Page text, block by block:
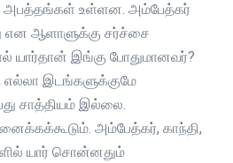
அபத்தங்கள் உள்ளன. அம்பேத்கர்
என ஆளாளுக்கு சர்ச்சை
யார்தான் இங்கு போதுமானவர்?
எல்லா இடங்களுக்குமே
சாத்தியம் இல்லை.
அம்பேத்கர், காந்தி,
யார் சொன்னதும்